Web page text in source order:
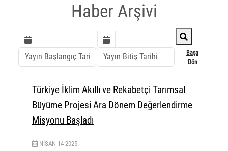
Haber Arşivi
Başa
Dön
Türkiye İklim Akıllı ve Rekabetçi Tarımsal
Büyüme Projesi Ara Dönem Değerlendirme
Misyonu Başladı
NISAN 14 2025